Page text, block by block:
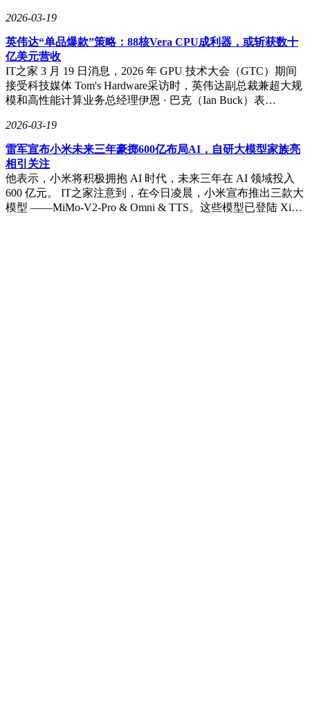
2026-03-19
武汉大学科研新突破：世界最小芯片原子钟问世，精度超高打
破垄断
快科技3月19日消息，武汉大学科研团队在量子精密测量领域
取得重大突破，成功研制出世界体积最小的芯片原子钟。 其
体积仅2.3立方厘米，大小接近指甲盖，计时精度达到3万多年
两三千预算别乱选！这4款中端机各具特色，性价比高闭眼入
不亏
2115元的价格给到12+256G大内存，适合给爸妈买或者自己当
备用机，特别是喜欢刷短视频的长辈，用这手机绝对夸你孝